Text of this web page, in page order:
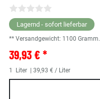
Lagernd - sofort lieferbar
** Versandgewicht: 1100 Gramm.
39,93 € *
1 Liter | 39,93 € / Liter